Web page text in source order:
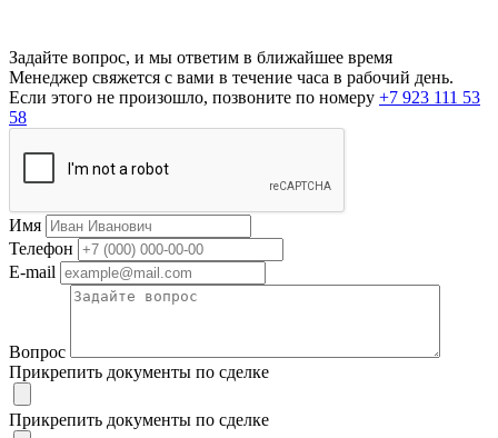
Задайте вопрос, и мы ответим в ближайшее время
Менеджер свяжется с вами в течение часа в рабочий день.
Если этого не произошло, позвоните по номеру +7 923 111 53
58
Имя
Телефон
E-mail
Вопрос
Прикрепить документы по сделке
Прикрепить документы по сделке